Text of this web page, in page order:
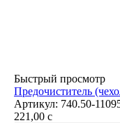
Быстрый просмотр
Предочиститель
Артикул: 740.50-
221,00 c